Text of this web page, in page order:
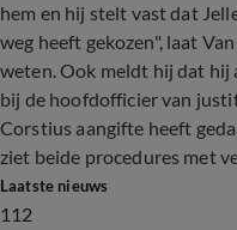
hem en hij stelt vast dat
weg heeft gekozen", laat
weten. Ook meldt hij dat hij
bij de hoofdofficier van
Corstius aangifte heeft
ziet beide procedures met
Laatste nieuws
112